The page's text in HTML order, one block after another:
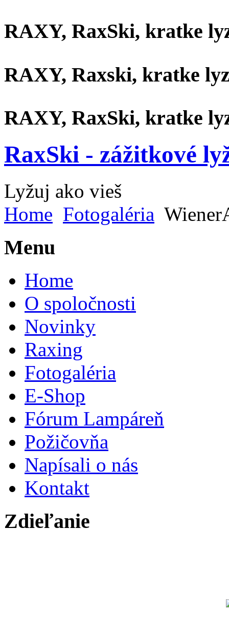
RAXY, RaxSki, kratke
RAXY, Raxski, kratke
RAXY, RaxSki, kratke
RaxSki - zážitkové
Lyžuj ako vieš
Home Fotogaléria
Menu
Home
O spoločnosti
Novinky
Raxing
Fotogaléria
E-Shop
Fórum Lampáreň
Požičovňa
Napísali o nás
Kontakt
Zdieľanie